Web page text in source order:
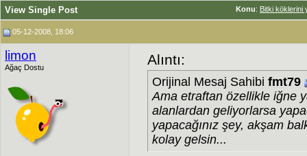
Konu: Bitki köklerini
View Single Post
05-12-2008, 18:06
limon
Ağaç Dostu Alıntı:
Orijinal Mesaj Sahibi fmt79
Ama etraftan özellikle iğne
alanlardan geliyorlarsa
yapacağınız şey, akşam
kolay gelsin...